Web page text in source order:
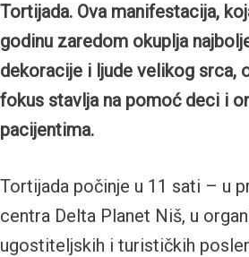
Tortijada. Ova manifestacija,
godinu zaredom okuplja
dekoracije i ljude velikog srca,
fokus stavlja na pomoć deci i
pacijentima.
Tortijada počinje u 11 sati – u
centra Delta Planet Niš, u
ugostiteljskih i turističkih